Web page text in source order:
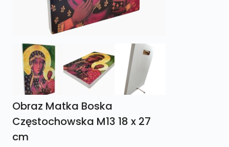
Obraz Matka Boska
Częstochowska M13 18 x 27
cm